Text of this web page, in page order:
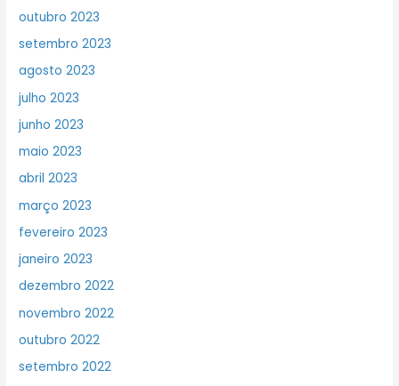
outubro 2023
setembro 2023
agosto 2023
julho 2023
junho 2023
maio 2023
abril 2023
março 2023
fevereiro 2023
janeiro 2023
dezembro 2022
novembro 2022
outubro 2022
setembro 2022